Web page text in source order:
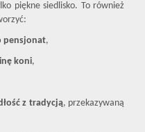
piękne siedlisko. To również
pensjonat,
koni,
z tradycją, przekazywaną